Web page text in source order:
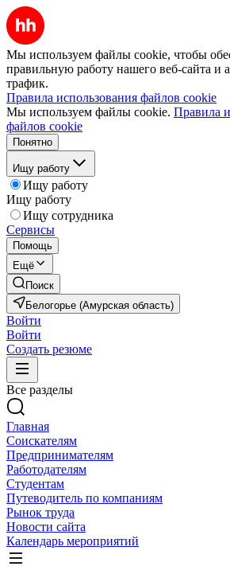
Мы используем файлы cookie, чтобы
правильную работу нашего веб-сайта и
трафик.
Правила использования файлов cookie
Мы используем файлы cookie. Правила
файлов cookie
Понятно
Ищу работу
Ищу работу
Ищу работу
Ищу сотрудника
Сервисы
Помощь
Ещё
Поиск
Белогорье (Амурская область)
Войти
Войти
Создать резюме
Все разделы
Главная
Соискателям
Предпринимателям
Работодателям
Студентам
Путеводитель по компаниям
Рынок труда
Новости сайта
Календарь мероприятий